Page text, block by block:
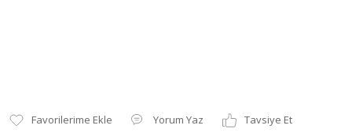
Yorum Yaz
Tavsiye Et